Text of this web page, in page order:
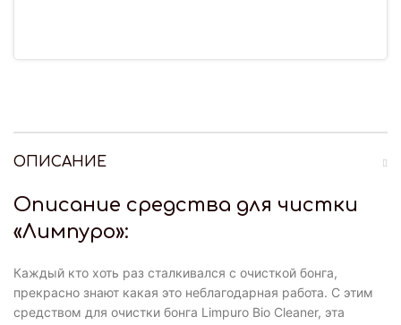
ОПИСАНИЕ
Описание средства для чистки
«Лимпуро»:
Каждый кто хоть раз сталкивался с очисткой бонга,
прекрасно знают какая это неблагодарная работа. С этим
средством для очистки бонга Limpuro Bio Cleaner, эта